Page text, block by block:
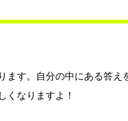
す。自分の中にある答え
くなりますよ！